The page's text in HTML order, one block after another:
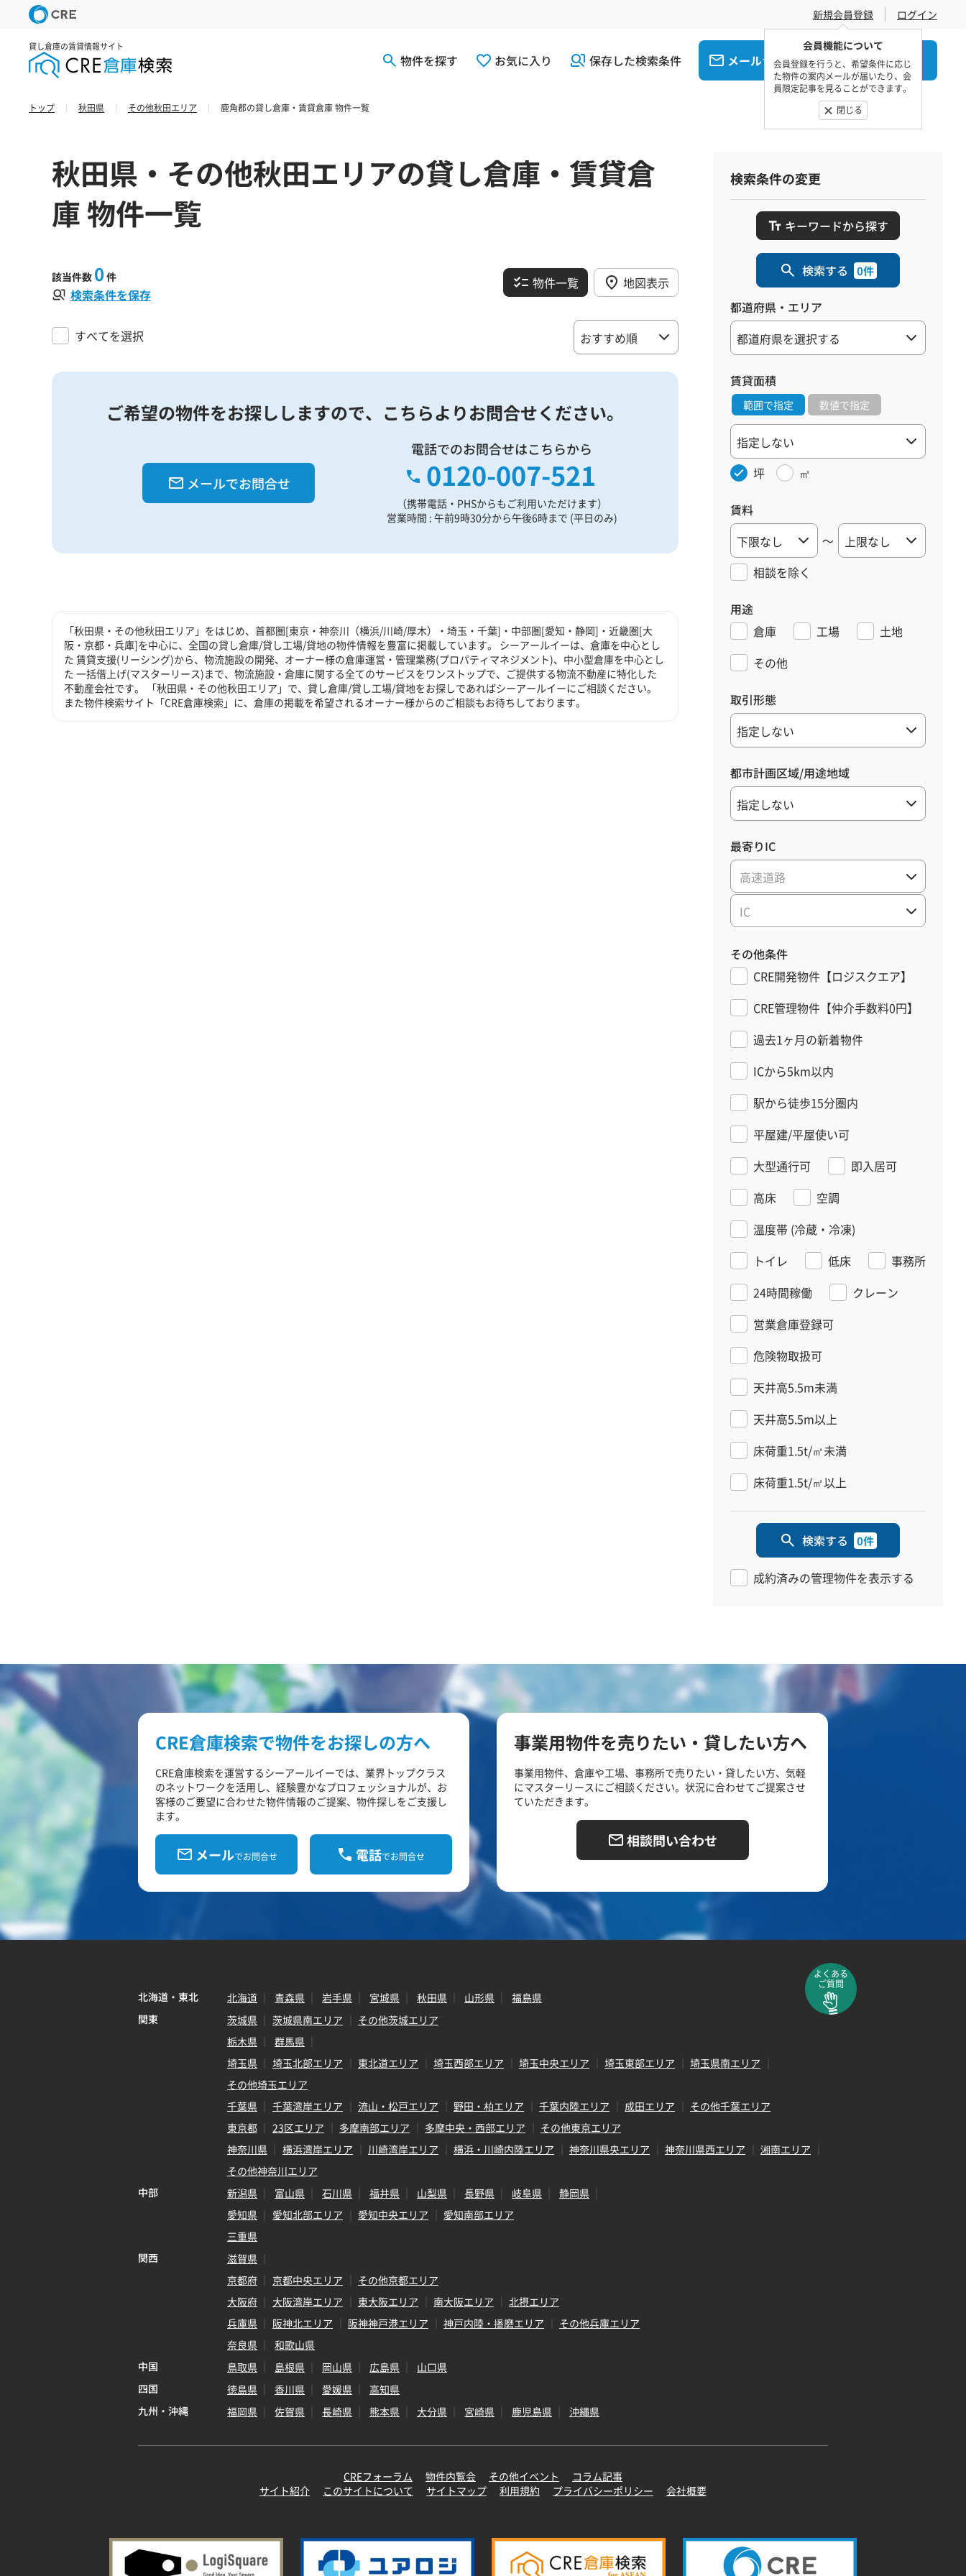
新規会員登録
会員機能について
会員登録を行うと、希望条件に応じ
た物件の案内メールが届いたり、会
員限定記事を見ることができます。
閉じる
ログイン
貸し倉庫の賃貸情報サイト
物件を探す お気に入り 保存した検索条件 メールでお問合せ 電話でお問合せ
トップ 秋田県 その他秋田エリア 鹿角郡の貸し倉庫・賃貸倉庫 物件一覧
秋田県・その他秋田エリアの貸し倉庫・賃貸倉
庫 物件一覧
該当件数 0 件
検索条件を保存
物件一覧 地図表示
すべてを選択
ご希望の物件をお探ししますので、 こちらよりお問合せください。
メールでお問合せ
電話でのお問合せはこちらから
0120-007-521
（携帯電話・PHSからもご利用いただけます）
営業時間 : 午前9時30分から午後6時まで (平日のみ)
「秋田県・その他秋田エリア」をはじめ、首都圏[東京・神奈川（横浜/川崎/厚木）・埼玉・千葉]・中部圏[愛知・静岡]・近畿圏[大
阪・京都・兵庫]を中心に、全国の貸し倉庫/貸し工場/貸地の物件情報を豊富に掲載しています。 シーアールイーは、倉庫を中心とし
た 賃貸支援(リーシング)から、物流施設の開発、オーナー様の倉庫運営・管理業務(プロパティマネジメント)、中小型倉庫を中心とし
た 一括借上げ(マスターリース)まで、物流施設・倉庫に関する全てのサービスをワンストップで、ご提供する物流不動産に特化した
不動産会社です。 「秋田県・その他秋田エリア」で、貸し倉庫/貸し工場/貸地をお探しであればシーアールイーにご相談ください。
また物件検索サイト「CRE倉庫検索」に、倉庫の掲載を希望されるオーナー様からのご相談もお待ちしております。
検索条件の変更
キーワードから探す
検索する 0件
都道府県・エリア
賃貸面積
範囲で指定 数値で指定
坪 ㎡
賃料
～
相談を除く
用途
倉庫
工場
土地
その他
取引形態
都市計画区域/用途地域
最寄りIC
高速道路
IC
その他条件
CRE開発物件【ロジスクエア】
CRE管理物件【仲介手数料0円】
過去1ヶ月の新着物件
ICから5km以内
駅から徒歩15分圏内
平屋建/平屋使い可
大型通行可
即入居可
高床
空調
温度帯 (冷蔵・冷凍)
トイレ
低床
事務所
24時間稼働
クレーン
営業倉庫登録可
危険物取扱可
天井高5.5m未満
天井高5.5m以上
床荷重1.5t/㎡未満
床荷重1.5t/㎡以上
検索する 0件
成約済みの管理物件を表示する
CRE倉庫検索で物件をお探しの方へ
CRE倉庫検索を運営するシーアールイーでは、業界トップクラス
のネットワークを活用し、経験豊かなプロフェッショナルが、お
客様のご要望に合わせた物件情報のご提案、物件探しをご支援し
ます。
メールでお問合せ 電話でお問合せ
事業用物件を売りたい・貸したい方へ
事業用物件、倉庫や工場、事務所で売りたい・貸したい方、気軽
にマスターリースにご相談ください。状況に合わせてご提案させ
ていただきます。
相談問い合わせ
よくある
ご質問
北海道・東北 北海道 青森県 岩手県 宮城県 秋田県 山形県
福島県
関東
茨城県 茨城県南エリア
その他茨城エリア
栃木県
群馬県
埼玉県
埼玉北部エリア 東北道エリア 埼玉西部エリア 埼玉中央エリア 埼玉東部エリア
埼玉県南エリア
その他埼玉エリア
千葉県
千葉湾岸エリア 流山・松戸エリア 野田・柏エリア 千葉内陸エリア 成田エリア
その他千葉エリア
東京都
23区エリア 多摩南部エリア 多摩中央・西部エリア
その他東京エリア
神奈川県
横浜湾岸エリア 川崎湾岸エリア 横浜・川崎内陸エリア 神奈川県央エリア 神奈川県西エリア
湘南エリア
その他神奈川エリア
中部
新潟県 富山県 石川県 福井県 山梨県 長野県 岐阜県
静岡県
愛知県
愛知北部エリア 愛知中央エリア
愛知南部エリア
三重県
関西
滋賀県
京都府
京都中央エリア
その他京都エリア
大阪府
大阪湾岸エリア 東大阪エリア 南大阪エリア
北摂エリア
兵庫県
阪神北エリア 阪神神戸港エリア 神戸内陸・播磨エリア
その他兵庫エリア
奈良県
和歌山県
中国
鳥取県 島根県 岡山県 広島県
山口県
四国
徳島県 香川県 愛媛県
高知県
九州・沖縄
福岡県 佐賀県 長崎県 熊本県 大分県 宮崎県 鹿児島県 沖縄県
CREフォーラム 物件内覧会 その他イベント
コラム記事
サイト紹介
このサイトについて サイトマップ 利用規約 プライバシーポリシー 会社概要